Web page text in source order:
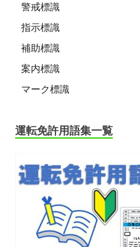
警戒標識
指示標識
補助標識
案内標識
マーク標識
運転免許用語集一覧